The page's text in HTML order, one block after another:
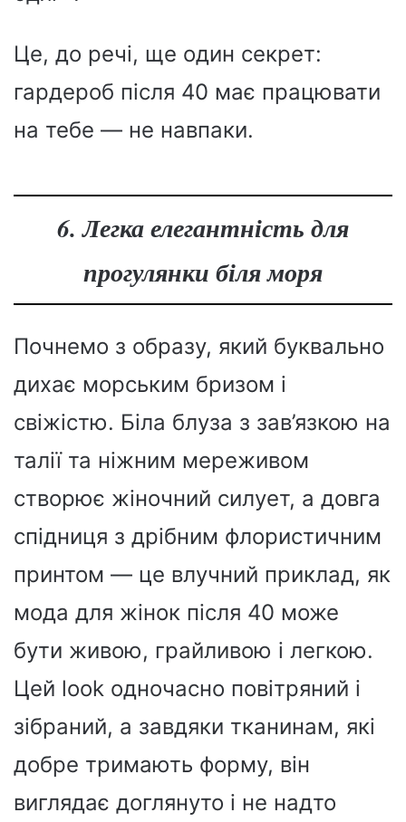
Це, до речі, ще один секрет:
гардероб після 40 має працювати
на тебе — не навпаки.
6. Легка елегантність для
прогулянки біля моря
Почнемо з образу, який буквально
дихає морським бризом і
свіжістю. Біла блуза з зав’язкою на
талії та ніжним мереживом
створює жіночний силует, а довга
спідниця з дрібним флористичним
принтом — це влучний приклад, як
мода для жінок після 40 може
бути живою, грайливою і легкою.
Цей look одночасно повітряний і
зібраний, а завдяки тканинам, які
добре тримають форму, він
виглядає доглянуто і не надто